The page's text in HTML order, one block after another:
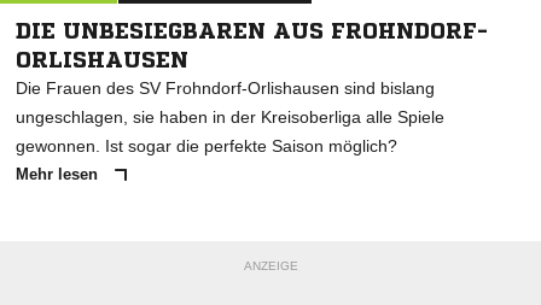
DIE UNBESIEGBAREN AUS FROHNDORF-
ORLISHAUSEN
Die Frauen des SV Frohndorf-Orlishausen sind bislang
ungeschlagen, sie haben in der Kreisoberliga alle Spiele
gewonnen. Ist sogar die perfekte Saison möglich?
Mehr lesen
ANZEIGE